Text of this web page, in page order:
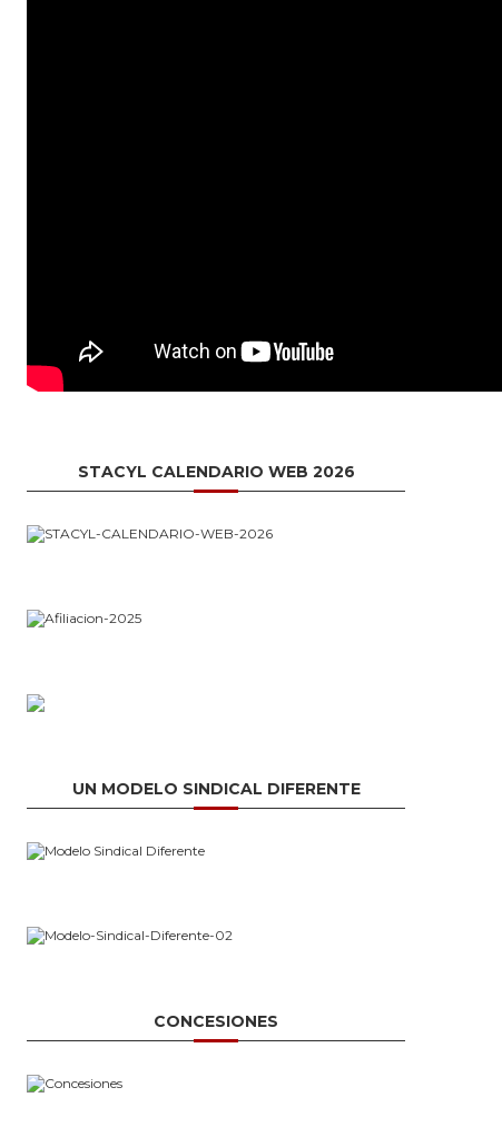
STACYL CALENDARIO WEB 2026
UN MODELO SINDICAL DIFERENTE
CONCESIONES